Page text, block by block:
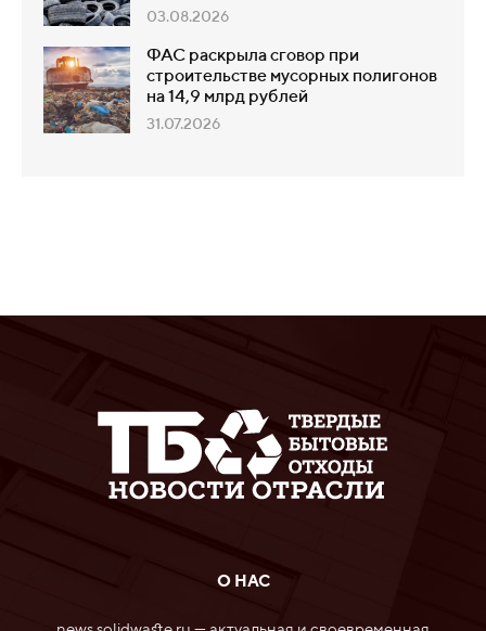
03.08.2026
ФАС раскрыла сговор при
строительстве мусорных полигонов
на 14,9 млрд рублей
31.07.2026
О НАС